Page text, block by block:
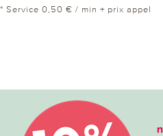
* Service 0,50 € / min + prix appel